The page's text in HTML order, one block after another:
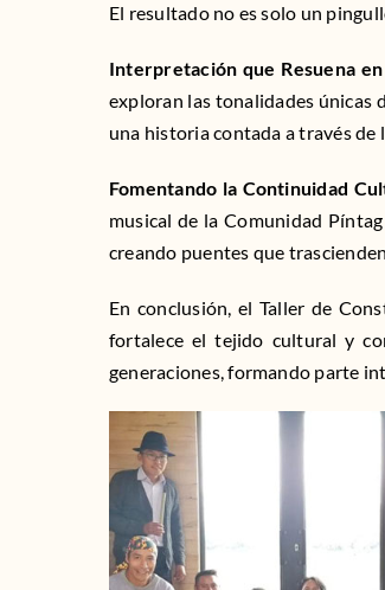
El resultado no es solo un
Interpretación que Resuena
exploran las tonalidades únicas
una historia contada a través de
Fomentando la Continuidad
musical de la Comunidad
creando puentes que
En conclusión, el Taller de
fortalece el tejido cultural y
generaciones, formando parte